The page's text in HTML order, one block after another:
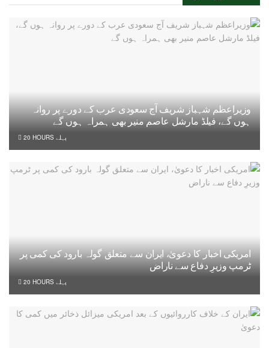
وزیراعظم شہباز شریف آج سعودی عرب کے دورے پر روانہ
ہوں گے، فیلڈ مارشل عاصم منیر بھی ہمراہ ہوں گے
20 HOURS پہلے
امریکی اخبار کا دعویٰ، ایران سے متعلق گولہ بارود کی کمی پر
ٹرمپ وزیرِ دفاع سے ناراض
20 HOURS پہلے